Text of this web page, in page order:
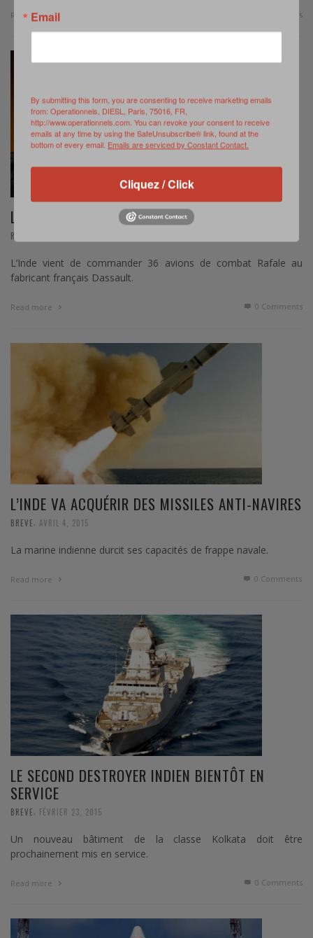
Read more 0 Comments
L’ACHAT DE RAFALE, UNE URGENCE POUR L’INDE
REVUE DE PRESSE
L’Inde vient de commander 36 avions de combat Rafale au
fabricant français Dassault.
Read more 0 Comments
L’INDE VA ACQUÉRIR DES MISSILES ANTI-NAVIRES
BREVE AVRIL 4, 2015
La marine indienne durcit ses capacités de frappe navale.
Read more 0 Comments
LE SECOND DESTROYER INDIEN BIENTÔT EN
SERVICE
BREVE FÉVRIER 23, 2015
Un nouveau bâtiment de la classe Kolkata doit être
prochainement mis en service.
Read more 0 Comments
Email
By submitting this form, you are consenting to receive marketing emails
from: Operationnels, DIESL, Paris, 75016, FR,
http://www.operationnels.com. You can revoke your consent to receive
emails at any time by using the SafeUnsubscribe® link, found at the
bottom of every email. Emails are serviced by Constant Contact.
Cliquez / Click